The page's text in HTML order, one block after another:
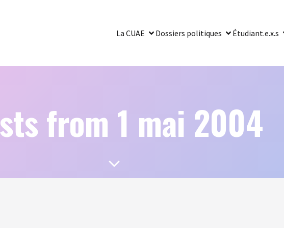
La CUAE Dossiers politiques Étudiant.e.x.s
from 1 mai 2004